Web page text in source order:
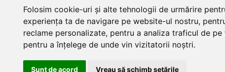
Folosim cookie-uri și alte tehnologii de urmărire
experiența ta de navigare pe website-ul nostru,
reclame personalizate, pentru a analiza traficul de
pentru a înțelege de unde vin vizitatorii noștri.
Sunt de acord Vreau să schimb setările
Legături Rome SDS
Skate & longboard
Santa Cruz
Căști și ochelari Alpina
Ochelari Oakley
Ochelari Alpina
Ochelari
Ochelari
Intretinere